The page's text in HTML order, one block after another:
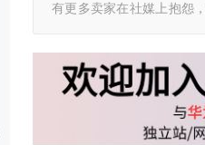
有更多卖家在社媒上抱怨